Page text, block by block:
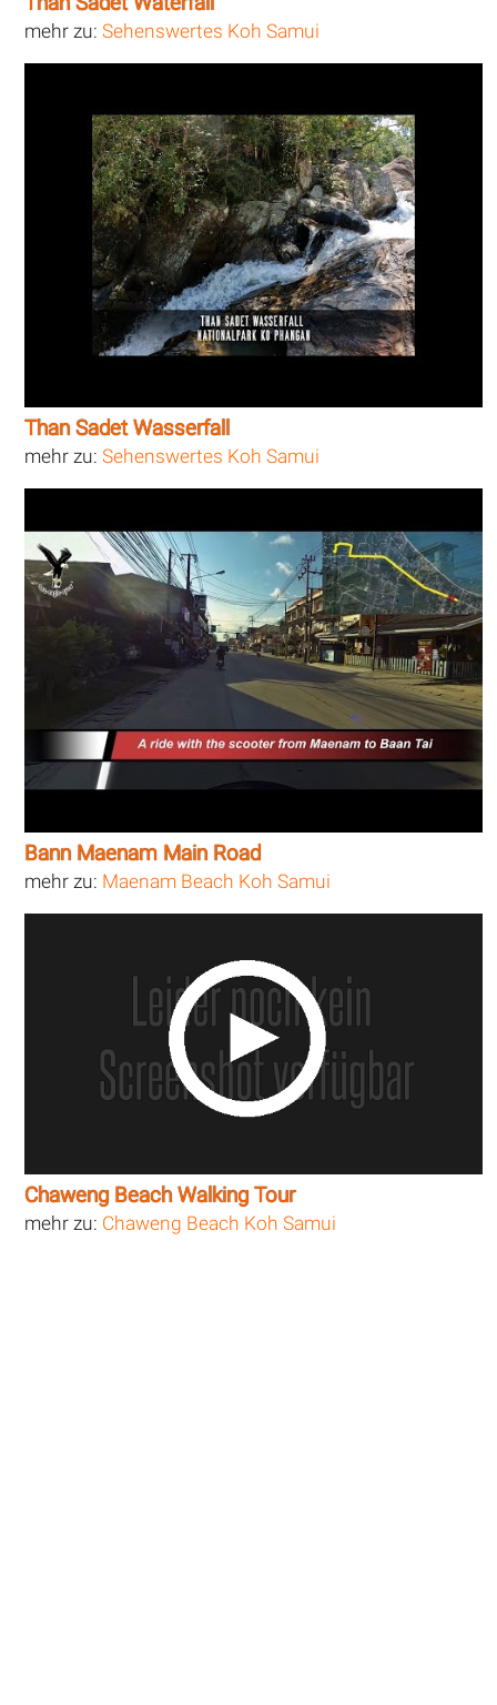
mehr zu:Sehenswertes Koh Samui
Than Sadet Wasserfall
mehr zu:Sehenswertes Koh Samui
Bann Maenam Main Road
mehr zu: Maenam Beach Koh Samui
Chaweng Beach Walking Tour
mehr zu: Chaweng Beach Koh Samui